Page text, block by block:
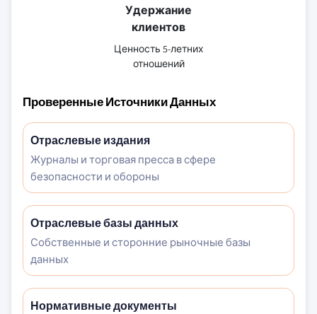
Удержание
клиентов
Ценность 5-летних
отношений
Проверенные Источники Данных
Отраслевые издания
Журналы и торговая пресса в сфере
безопасности и обороны
Отраслевые базы данных
Собственные и сторонние рыночные базы
данных
Нормативные документы